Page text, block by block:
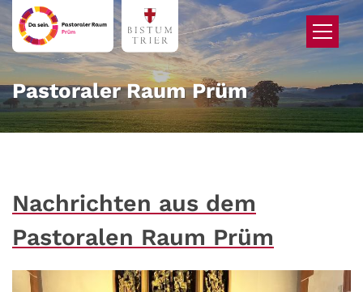
Zum Inhalt springen
Pastoraler Raum Prüm
Nachrichten aus dem
Pastoralen Raum Prüm